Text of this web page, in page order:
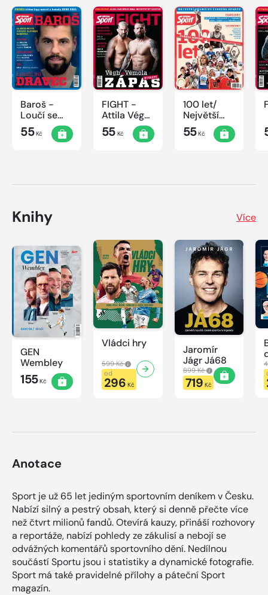
Baroš -
Loučí se
dravec
55Kč
FIGHT -
Attila Végh
vs. Karlos
Vémola
55Kč
100 let/
Největší
okamžiky
českého
55Kč
Knihy Více
GEN
Wembley
155Kč
Vládci hry
599 Kč
od
296 Kč
Jaromír
Jágr Já68
899 Kč
719 Kč
Anotace
Sport je už 65 let jediným sportovním deníkem v Česku.
Nabízí silný a pestrý obsah, který si denně přečte více
než čtvrt milionů fandů. Otevírá kauzy, přináší rozhovory
a reportáže, nabízí pohledy ze zákulisí a nebojí se
odvážných komentářů sportovního dění. Nedílnou
součástí Sportu jsou i statistiky a dynamické fotografie.
Sport má také pravidelné přílohy a páteční Sport
magazín.